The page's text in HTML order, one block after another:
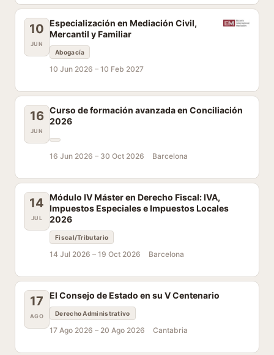
10
JUN
Especialización en Mediación Civil,
Mercantil y Familiar
Abogacía
10 Jun 2026 – 10 Feb 2027
16
JUN
Curso de formación avanzada en Conciliación
2026
16 Jun 2026 – 30 Oct 2026 Barcelona
14
JUL
Módulo IV Máster en Derecho Fiscal: IVA,
Impuestos Especiales e Impuestos Locales
2026
Fiscal/Tributario
14 Jul 2026 – 19 Oct 2026 Barcelona
17
AGO
El Consejo de Estado en su V Centenario
Derecho Administrativo
17 Ago 2026 – 20 Ago 2026 Cantabria